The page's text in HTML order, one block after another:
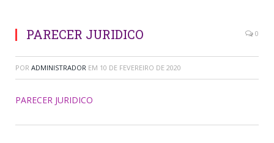
PARECER JURIDICO 0
POR ADMINISTRADOR EM 10 DE FEVEREIRO DE 2020
PARECER JURIDICO